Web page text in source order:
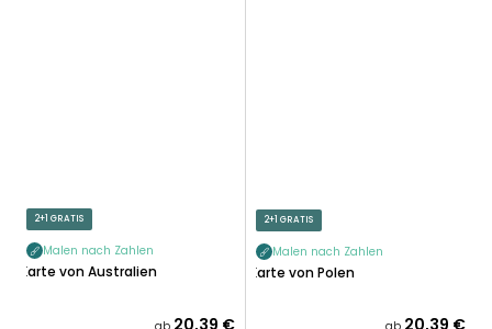
2+1 GRATIS
Malen nach Zahlen
Karte von Australien
2+1 GRATIS
Malen nach Zahlen
Karte von Polen